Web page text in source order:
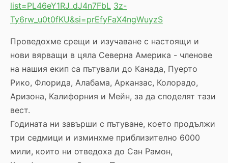
list=PL46eY1RJ_dJ4n7FbL 3z-
Ty6rw_u0t0fKU&si=prEfyFaX4ngWuyzS
Проведохме срещи и изучаване с настоящи и
нови вярващи в цяла Северна Америка - членове
на нашия екип са пътували до Канада, Пуерто
Рико, Флорида, Алабама, Арканзас, Колорадо,
Аризона, Калифорния и Мейн, за да споделят тази
вест.
Годината ни завърши с пътуване, което продължи
три седмици и изминхме приблизително 6000
мили, които ни отведоха до Сан Рамон,